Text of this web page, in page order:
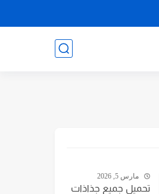
مارس 5, 2026
تحميل جميع جذاذات